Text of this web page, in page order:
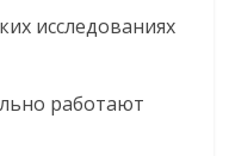
исследованиях
работают